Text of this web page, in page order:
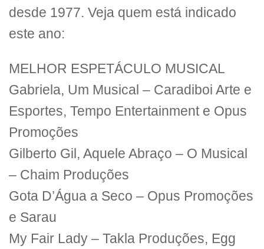
desde 1977. Veja quem está indicado
este ano:
MELHOR ESPETÁCULO MUSICAL
Gabriela, Um Musical – Caradiboi Arte e
Esportes, Tempo Entertainment e Opus
Promoções
Gilberto Gil, Aquele Abraço – O Musical
– Chaim Produções
Gota D’Água a Seco – Opus Promoções
e Sarau
My Fair Lady – Takla Produções, Egg